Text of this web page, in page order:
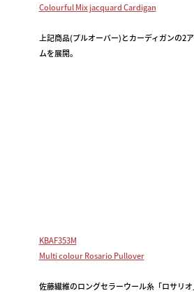
Colourful Mix jacquard Cardigan
上記商品(プルオーバー)とカーディガンの2
ムを展開。
KBAF353M
Multi colour Rosario Pullover
佐藤繊維のロングセラーウール糸「ロサリ